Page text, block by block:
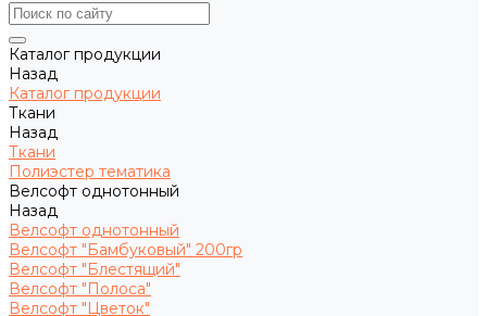
Каталог продукции
Назад
Каталог продукции
Ткани
Назад
Ткани
Полиэстер тематика
Велсофт однотонный
Назад
Велсофт однотонный
Велсофт "Бамбуковый" 200гр
Велсофт "Блестящий"
Велсофт "Полоса"
Велсофт "Цветок"